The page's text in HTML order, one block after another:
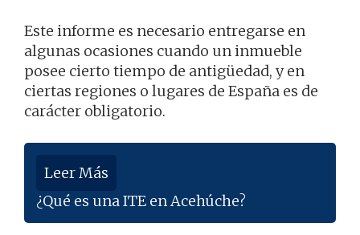
Este informe es necesario entregarse en
algunas ocasiones cuando un inmueble
posee cierto tiempo de antigüedad, y en
ciertas regiones o lugares de España es de
carácter obligatorio.
Leer Más
¿Qué es una ITE en Acehúche?